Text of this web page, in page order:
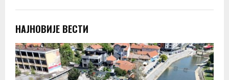
НАЈНОВИЈЕ ВЕСТИ